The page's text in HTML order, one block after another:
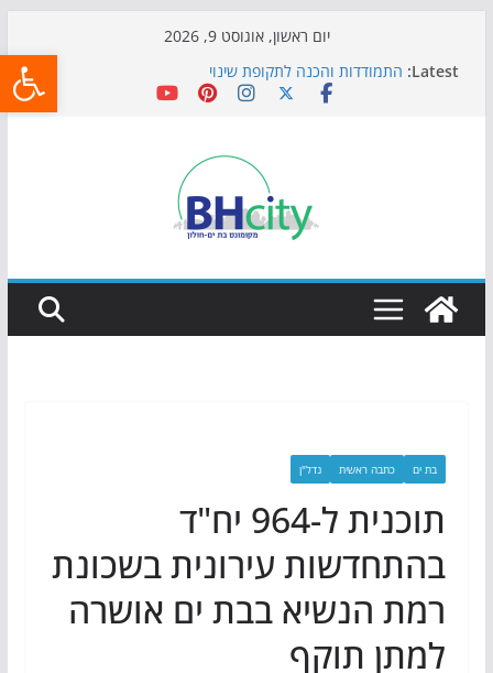
יום ראשון, אוגוסט 9, 2026
Latest: התמודדות והכנה לתקופת שינוי
אי ההרפתקאות ממשיך לכבוש את הגינות: מאות משפחות
כדורגל באווירה מיוחדת: הקרנת גמר המונדיאל בטרמינל
הקיץ של בני הנוער בבת־ים: חוף הריביירה הופך למרחב
בטוח בשעות הערב
בת ים כתבה ראשית נדל"ן
תוכנית ל-964 יח"ד
בהתחדשות עירונית בשכונת
רמת הנשיא בבת ים אושרה
למתן תוקף